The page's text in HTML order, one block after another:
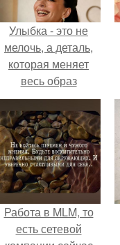
Улыбка - это не
мелочь, а деталь,
которая меняет
весь образ
человека.
Работа в MLM, то
есть сетевой